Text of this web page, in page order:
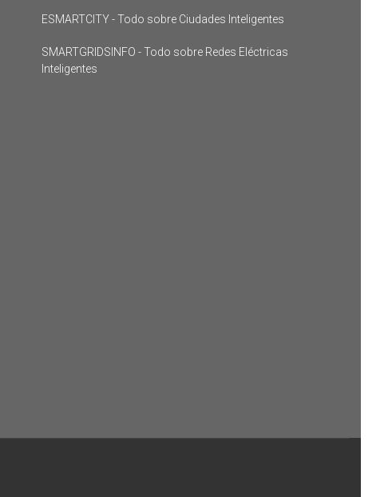
ESMARTCITY - Todo sobre Ciudades Inteligentes
SMARTGRIDSINFO - Todo sobre Redes Eléctricas
Inteligentes